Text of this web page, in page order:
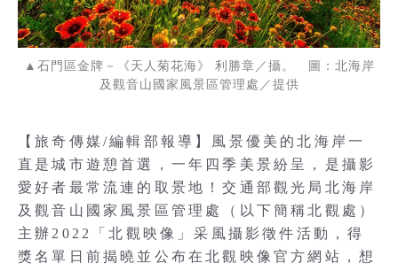
▲石門區金牌－《天人菊花海》 利勝章／攝。 圖：北海岸
及觀音山國家風景區管理處／提供
【旅奇傳媒/編輯部報導】風景優美的北海岸一
直是城市遊憩首選，一年四季美景紛呈，是攝影
愛好者最常流連的取景地！交通部觀光局北海岸
及觀音山國家風景區管理處（以下簡稱北觀處）
主辦2022「北觀映像」采風攝影徵件活動，得
獎名單日前揭曉並公布在北觀映像官方網站，想